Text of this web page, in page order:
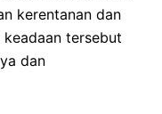
kerentanan dan
tersebut
dan